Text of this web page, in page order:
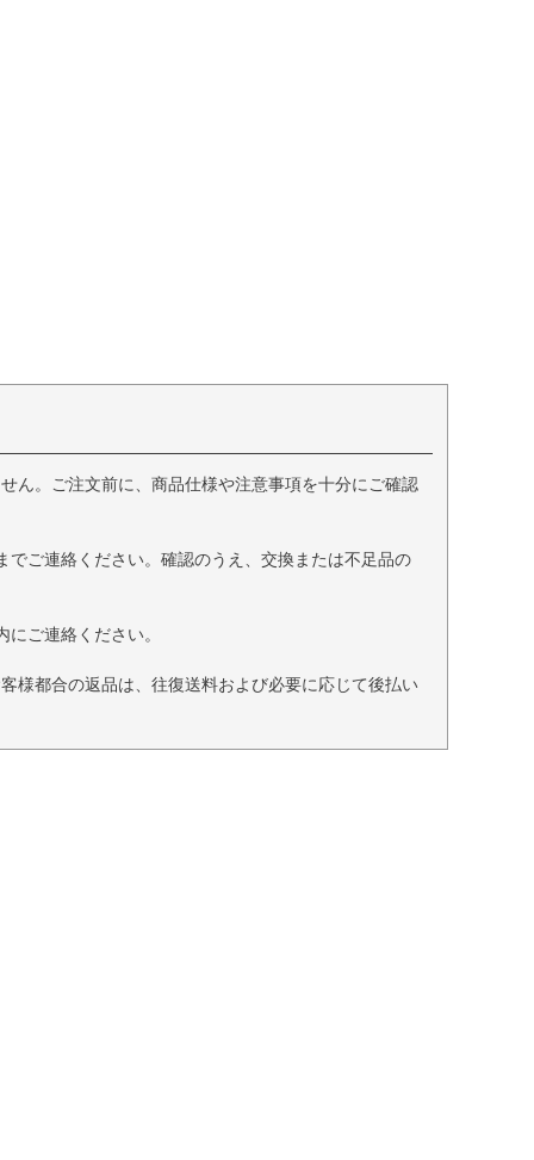
ん。ご注文前に、商品仕様や注意事項を十分にご確認
ご連絡ください。確認のうえ、交換または不足品の
ご連絡ください。
様都合の返品は、往復送料および必要に応じて後払い